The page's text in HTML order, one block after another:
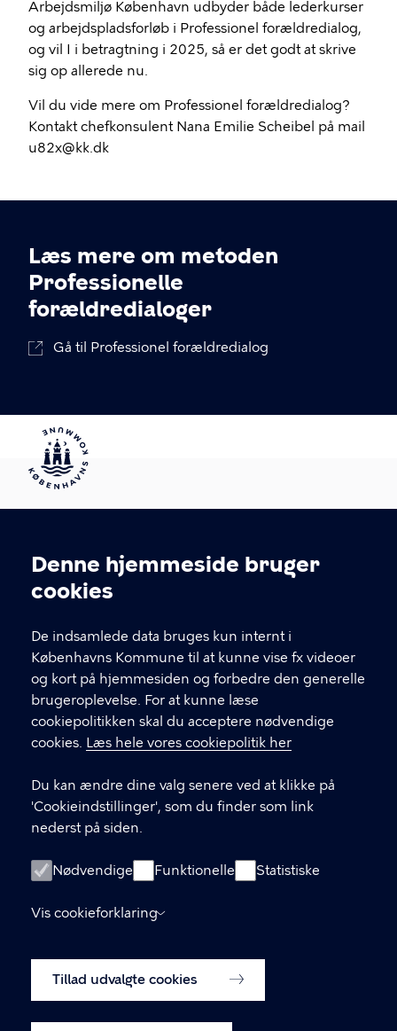
Cookieindstillinger
Denne hjemmeside bruger
cookies
De indsamlede data bruges kun internt i
Københavns Kommune til at kunne vise fx videoer
og kort på hjemmesiden og forbedre den generelle
brugeroplevelse. For at kunne læse
cookiepolitikken skal du acceptere nødvendige
cookies. Læs hele vores cookiepolitik her
Du kan ændre dine valg senere ved at klikke på
'Cookieindstillinger', som du finder som link
nederst på siden.
Nødvendige Funktionelle Statistiske
Vis cookieforklaring
Tillad udvalgte cookies
Arbejdsmiljø København udbyder både lederkurser
og arbejdspladsforløb i Professionel forældredialog,
og vil I i betragtning i 2025, så er det godt at skrive
sig op allerede nu.
Vil du vide mere om Professionel forældredialog?
Kontakt chefkonsulent Nana Emilie Scheibel på mail
u82x@kk.dk
Læs mere om metoden
Professionelle
forældredialoger
Gå til Professionel forældredialog
KONTAKT
amk@kk.dk
33 66 57 66
EAN-nummer 5798009288066
LINKS
Hotlines
Følg os på LinkedIn
Tilmeld dig vores nyhedsbrev
Cookiepolitik
Cookieindstillinger